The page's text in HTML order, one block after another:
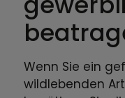
Wenn Sie ein
wildlebenden